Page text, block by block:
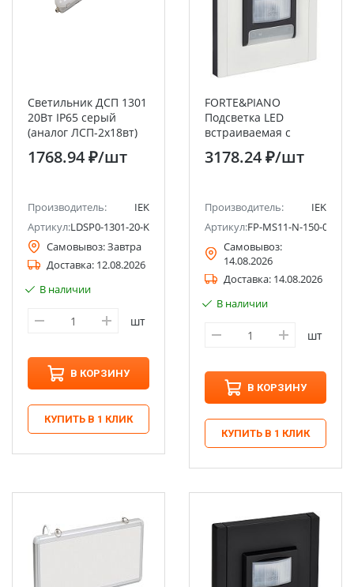
Светильник ДСП 1301
20Вт IP65 серый
(аналог ЛСП-2х18вт)
ИЭК/9. РАСПРОДАЖА!
1768.94 ₽/шт
Производитель:
IEK
Артикул:LDSP0-1301-20-K03
Самовывоз:Завтра
Доставка: 12.08.2026
В наличии
шт
В КОРЗИНУ
КУПИТЬ В 1 КЛИК
FORTE&PIANO
Подсветка LED
встраиваемая с
датчиком движения
FP256M металл белый
3178.24 ₽/шт
Производитель:
IEK
Артикул:FP-MS11-N-150-05-M-
Самовывоз:
14.08.2026
Доставка: 14.08.2026
В наличии
шт
В КОРЗИНУ
КУПИТЬ В 1 КЛИК